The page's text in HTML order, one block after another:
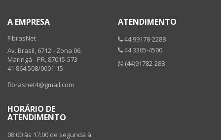
A EMPRESA
FibrasNet
Av. Brasil, 6712 - Zona 06,
Maringá - PR, 87015-573
41.864.508/0001-15
fibrasnet4@gmail.com
HORÁRIO DE
ATENDIMENTO
08:00 às 17:00 de segunda à
ATENDIMENTO
44 99178-2288
44 3305-4500
(44)91782-288